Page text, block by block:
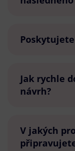
Jak rychle
návrh?
V jakých